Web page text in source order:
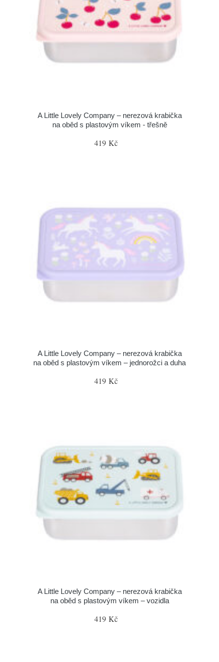
A Little Lovely Company – nerezová krabička
na oběd s plastovým víkem - třešně
419 Kč
A Little Lovely Company – nerezová krabička
na oběd s plastovým víkem – jednorožci a duha
419 Kč
A Little Lovely Company – nerezová krabička
na oběd s plastovým víkem – vozidla
419 Kč